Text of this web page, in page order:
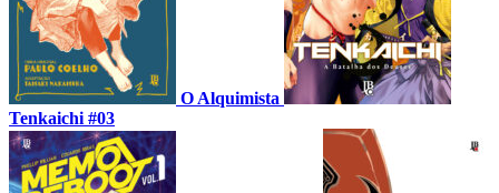
O Alquimista
Tenkaichi #03